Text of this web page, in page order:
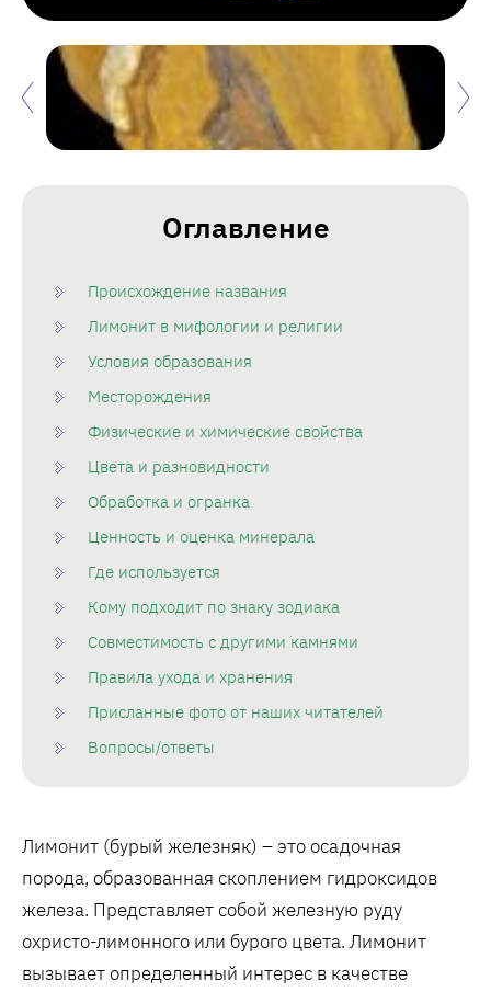
Оглавление
Происхождение названия
Лимонит в мифологии и религии
Условия образования
Месторождения
Физические и химические свойства
Цвета и разновидности
Обработка и огранка
Ценность и оценка минерала
Где используется
Кому подходит по знаку зодиака
Совместимость с другими камнями
Правила ухода и хранения
Присланные фото от наших читателей
Вопросы/ответы
Лимонит (бурый железняк) – это осадочная
порода, образованная скоплением гидроксидов
железа. Представляет собой железную руду
охристо-лимонного или бурого цвета. Лимонит
вызывает определенный интерес в качестве